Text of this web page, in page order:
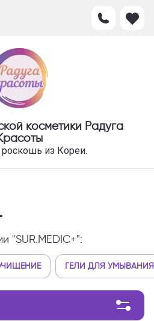
косметики Радуга
роскошь из Кореи.
"SUR.MEDIC+":
ГЕЛИ ДЛЯ УМЫВАНИЯ